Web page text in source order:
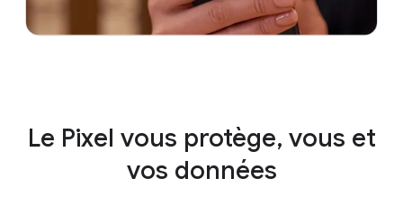
Le Pixel vous protège, vous et
vos données